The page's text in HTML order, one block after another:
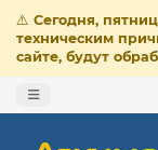
⚠️ Сегодня,
техническим
сайте, будут